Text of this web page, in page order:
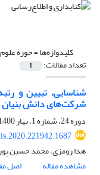
کلیدواژه‌ها =حوزه
تعداد مقالات: 1
شناسایی، تبیین و
شرکت‌های دانش بنیان
دوره 24، شماره 1، بهار 1400، صفحه
هدا رومزی، محمد حسین
مشاهده مقاله
اصل